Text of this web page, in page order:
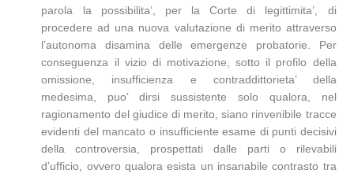
parola la possibilita’, per la Corte di legittimita’, di
procedere ad una nuova valutazione di merito attraverso
l’autonoma disamina delle emergenze probatorie. Per
conseguenza il vizio di motivazione, sotto il profilo della
omissione, insufficienza e contraddittorieta’ della
medesima, puo’ dirsi sussistente solo qualora, nel
ragionamento del giudice di merito, siano rinvenibile tracce
evidenti del mancato o insufficiente esame di punti decisivi
della controversia, prospettati dalle parti o rilevabili
d’ufficio, ovvero qualora esista un insanabile contrasto tra